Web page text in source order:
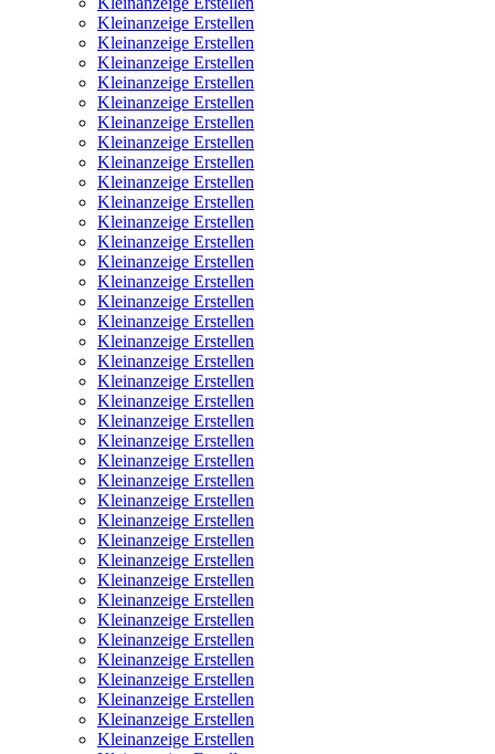
Kleinanzeige Erstellen
Kleinanzeige Erstellen
Kleinanzeige Erstellen
Kleinanzeige Erstellen
Kleinanzeige Erstellen
Kleinanzeige Erstellen
Kleinanzeige Erstellen
Kleinanzeige Erstellen
Kleinanzeige Erstellen
Kleinanzeige Erstellen
Kleinanzeige Erstellen
Kleinanzeige Erstellen
Kleinanzeige Erstellen
Kleinanzeige Erstellen
Kleinanzeige Erstellen
Kleinanzeige Erstellen
Kleinanzeige Erstellen
Kleinanzeige Erstellen
Kleinanzeige Erstellen
Kleinanzeige Erstellen
Kleinanzeige Erstellen
Kleinanzeige Erstellen
Kleinanzeige Erstellen
Kleinanzeige Erstellen
Kleinanzeige Erstellen
Kleinanzeige Erstellen
Kleinanzeige Erstellen
Kleinanzeige Erstellen
Kleinanzeige Erstellen
Kleinanzeige Erstellen
Kleinanzeige Erstellen
Kleinanzeige Erstellen
Kleinanzeige Erstellen
Kleinanzeige Erstellen
Kleinanzeige Erstellen
Kleinanzeige Erstellen
Kleinanzeige Erstellen